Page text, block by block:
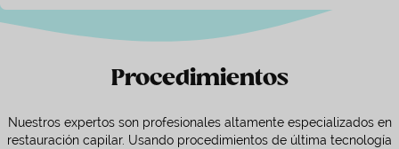
Procedimientos
Nuestros expertos son profesionales altamente especializados en
restauración capilar. Usando procedimientos de última tecnología